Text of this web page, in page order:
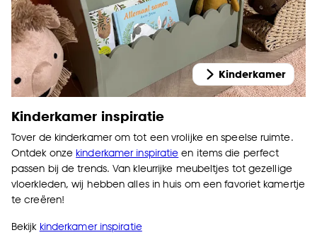
klikken.
Goed om te weten is dat je deze keuze altijd nog
kan aanpassen, bekijk hiervoor onze
cookieverklaring
Kinderkamer
Kinderkamer inspiratie
Tover de kinderkamer om tot een vrolijke en speelse ruimte.
Ontdek onze kinderkamer inspiratie en items die perfect
passen bij de trends. Van kleurrijke meubeltjes tot gezellige
vloerkleden, wij hebben alles in huis om een favoriet kamertje
te creëren!
Bekijk kinderkamer inspiratie